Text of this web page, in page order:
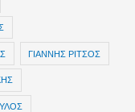
ΓΙΑΝΝΗΣ ΡΙΤΣΟΣ